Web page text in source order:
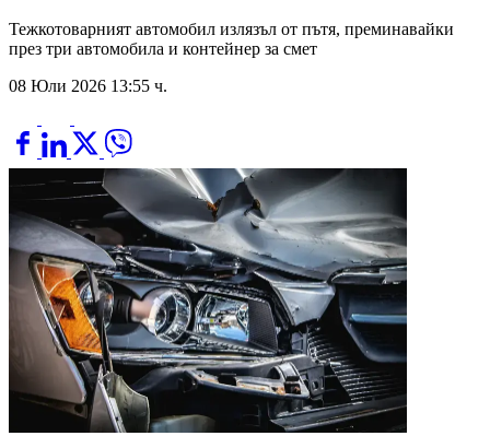
Тежкотоварният автомобил излязъл от пътя, преминавайки
през три автомобила и контейнер за смет
08 Юли 2026 13:55 ч.